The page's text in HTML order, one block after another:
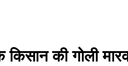
की गोली